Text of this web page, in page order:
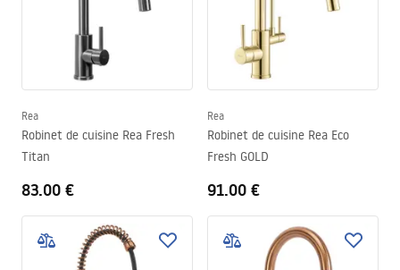
Rea
Robinet de cuisine Rea Fresh
Titan
83.00 €
Rea
Robinet de cuisine Rea Eco
Fresh GOLD
91.00 €